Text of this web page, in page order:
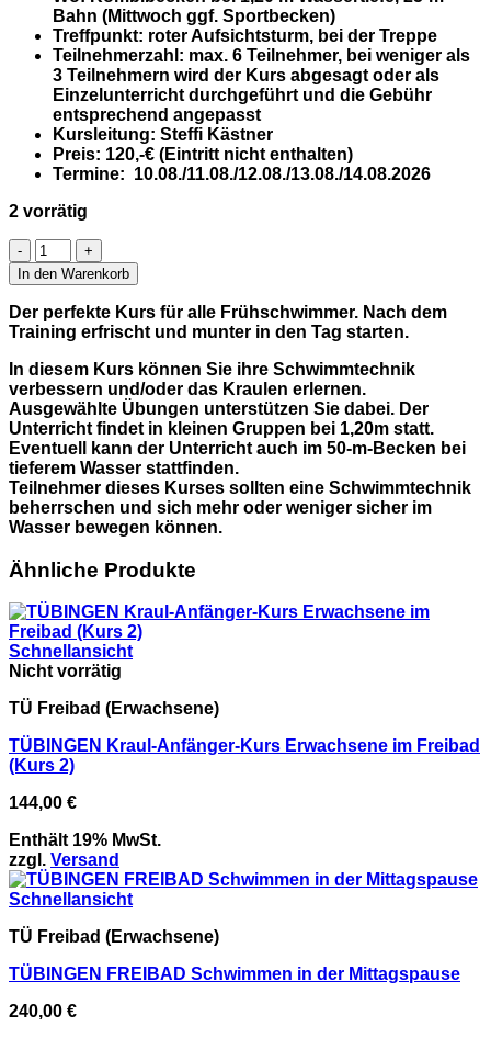
Bahn (Mittwoch ggf. Sportbecken)
Treffpunkt: roter Aufsichtsturm, bei der Treppe
Teilnehmerzahl: max. 6 Teilnehmer, bei weniger als
3 Teilnehmern wird der Kurs abgesagt oder als
Einzelunterricht durchgeführt und die Gebühr
entsprechend angepasst
Kursleitung: Steffi Kästner
Preis: 120,-€ (Eintritt nicht enthalten)
Termine: 10.08./11.08./12.08./13.08./14.08.2026
2 vorrätig
TÜBINGEN
FREIBAD
Frühschwimmerkurs
Erwachsene​
Menge
In den Warenkorb
Der perfekte Kurs für alle Frühschwimmer. Nach dem
Training erfrischt und munter in den Tag starten.
In diesem Kurs können Sie ihre Schwimmtechnik
verbessern und/oder das Kraulen erlernen.
Ausgewählte Übungen unterstützen Sie dabei. Der
Unterricht findet in kleinen Gruppen bei 1,20m statt.
Eventuell kann der Unterricht auch im 50-m-Becken bei
tieferem Wasser stattfinden.
Teilnehmer dieses Kurses sollten eine Schwimmtechnik
beherrschen und sich mehr oder weniger sicher im
Wasser bewegen können.
Ähnliche Produkte
Schnellansicht
Nicht vorrätig
TÜ Freibad (Erwachsene)
TÜBINGEN Kraul-Anfänger-Kurs Erwachsene​ im Freibad
(Kurs 2)
144,00 €
Enthält 19% MwSt.
zzgl. Versand
Schnellansicht
TÜ Freibad (Erwachsene)
TÜBINGEN FREIBAD Schwimmen in der Mittagspause
240,00 €